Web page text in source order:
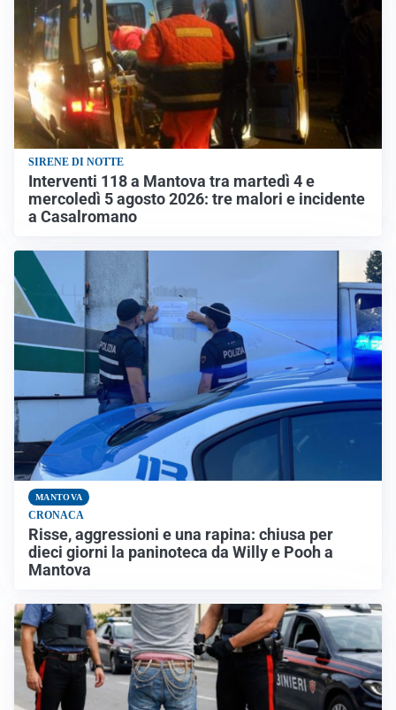
SIRENE DI NOTTE
Interventi 118 a Mantova tra martedì 4 e
mercoledì 5 agosto 2026: tre malori e incidente
a Casalromano
MANTOVA
CRONACA
Risse, aggressioni e una rapina: chiusa per
dieci giorni la paninoteca da Willy e Pooh a
Mantova